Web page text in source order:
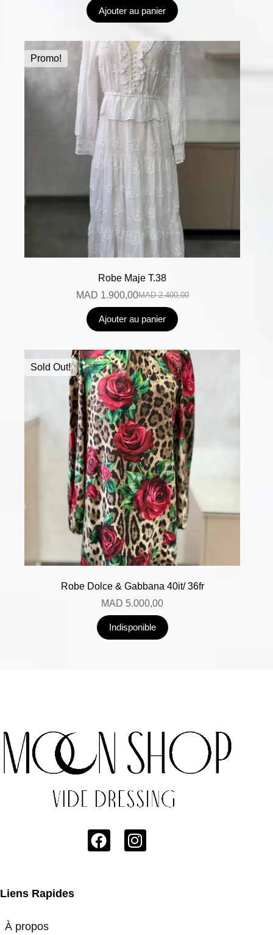
Ajouter au panier
Promo!
Robe Maje T.38
MAD2.400,00
MAD 1.900,00
Ajouter au panier
Sold Out!
Robe Dolce & Gabbana 40it/ 36fr
MAD 5.000,00
Indisponible
Liens Rapides
À propos